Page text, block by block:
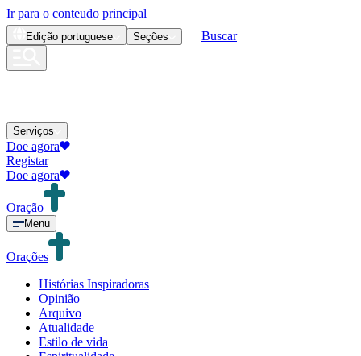
Ir para o conteudo principal
Edição portuguese Seções Buscar
Serviços
Doe agora
Registar
Doe agora
Oração
Menu
Orações
Histórias Inspiradoras
Opinião
Arquivo
Atualidade
Estilo de vida